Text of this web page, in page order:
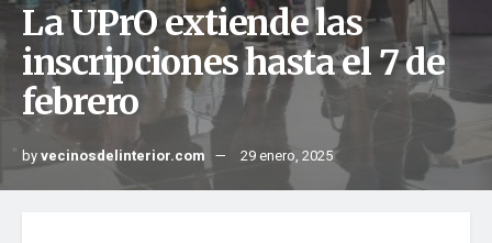
La UPrO extiende las
inscripciones hasta el 7 de
febrero
byvecinosdelinterior.com 29 enero, 2025